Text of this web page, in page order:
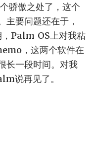
骄傲之处了，这个
要问题还在于，
Palm OS上对我粘
，这两个软件在
长一段时间。对我
说再见了。